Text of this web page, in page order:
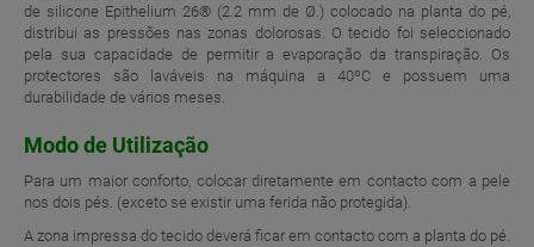
de silicone Epithelium 26® (2.2 mm de Ø.) colocado na planta do pé,
distribui as pressões nas zonas dolorosas. O tecido foi seleccionado
pela sua capacidade de permitir a evaporação da transpiração. Os
protectores são laváveis na máquina a 40ºC e possuem uma
durabilidade de vários meses.
Modo de Utilização
Para um maior conforto, colocar diretamente em contacto com a pele
nos dois pés. (exceto se existir uma ferida não protegida).
A zona impressa do tecido deverá ficar em contacto com a planta do pé.